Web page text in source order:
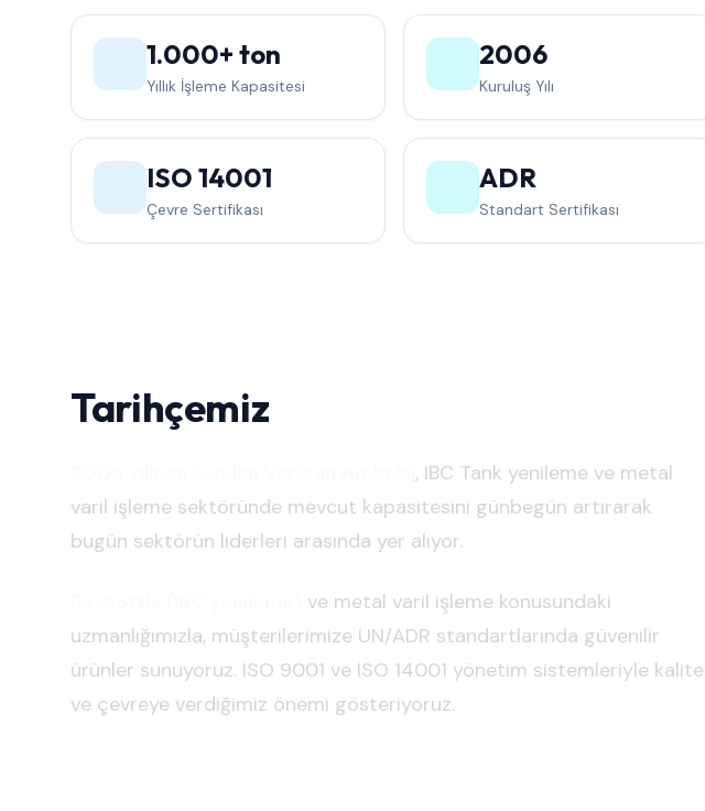
1.000+ ton
Yıllık İşleme Kapasitesi
2006
Kuruluş Yılı
ISO 14001
Çevre Sertifikası
ADR
Standart Sertifikası
Tarihçemiz
, IBC Tank yenileme ve metal
varil işleme sektöründe mevcut kapasitesini günbegün artırarak
bugün sektörün liderleri arasında yer alıyor.
ve metal varil işleme konusundaki
uzmanlığımızla, müşterilerimize UN/ADR standartlarında güvenilir
ürünler sunuyoruz. ISO 9001 ve ISO 14001 yönetim sistemleriyle kalite
ve çevreye verdiğimiz önemi gösteriyoruz.